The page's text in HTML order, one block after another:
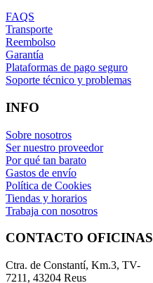
FAQS
Transporte
Reembolso
Garantía
Plataformas de pago seguro
Soporte técnico y problemas
INFO
Sobre nosotros
Ser nuestro proveedor
Por qué tan barato
Gastos de envío
Política de Cookies
Tiendas y horarios
Trabaja con nosotros
CONTACTO OFICINAS
Ctra. de Constantí, Km.3, TV-
7211, 43204 Reus